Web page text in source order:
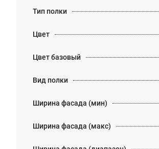
Тип полки
Цвет
Цвет базовый
Вид полки
Ширина фасада (мин)
Ширина фасада (макс)